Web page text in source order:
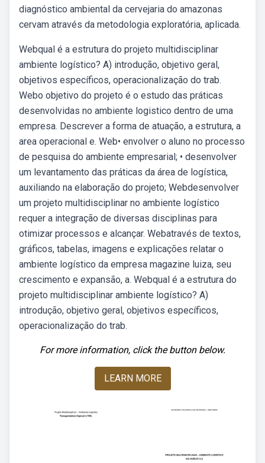
diagnóstico ambiental da cervejaria do amazonas
cervam através da metodologia exploratória, aplicada.
Webqual é a estrutura do projeto multidisciplinar
ambiente logístico? A) introdução, objetivo geral,
objetivos específicos, operacionalização do trab.
Webo objetivo do projeto é o estudo das práticas
desenvolvidas no ambiente logistico dentro de uma
empresa. Descrever a forma de atuação, a estrutura, a
area operacional e. Web• envolver o aluno no processo
de pesquisa do ambiente empresarial; • desenvolver
um levantamento das práticas da área de logística,
auxiliando na elaboração do projeto; Webdesenvolver
um projeto multidisciplinar no ambiente logístico
requer a integração de diversas disciplinas para
otimizar processos e alcançar. Webatravés de textos,
gráficos, tabelas, imagens e explicações relatar o
ambiente logístico da empresa magazine luiza, seu
crescimento e expansão, a. Webqual é a estrutura do
projeto multidisciplinar ambiente logístico? A)
introdução, objetivo geral, objetivos específicos,
operacionalização do trab.
For more information, click the button below.
LEARN MORE